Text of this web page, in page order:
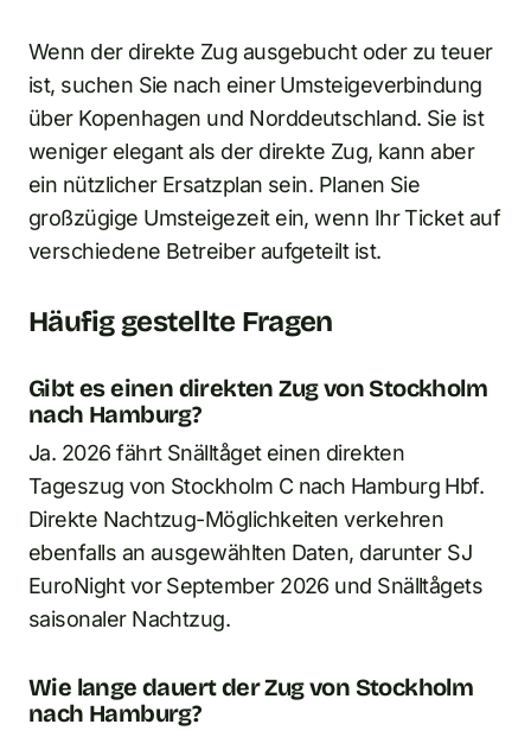
Wenn der direkte Zug ausgebucht oder zu teuer
ist, suchen Sie nach einer Umsteigeverbindung
über Kopenhagen und Norddeutschland. Sie ist
weniger elegant als der direkte Zug, kann aber
ein nützlicher Ersatzplan sein. Planen Sie
großzügige Umsteigezeit ein, wenn Ihr Ticket auf
verschiedene Betreiber aufgeteilt ist.
Häufig gestellte Fragen
Gibt es einen direkten Zug von Stockholm
nach Hamburg?
Ja. 2026 fährt Snälltåget einen direkten
Tageszug von Stockholm C nach Hamburg Hbf.
Direkte Nachtzug-Möglichkeiten verkehren
ebenfalls an ausgewählten Daten, darunter SJ
EuroNight vor September 2026 und Snälltågets
saisonaler Nachtzug.
Wie lange dauert der Zug von Stockholm
nach Hamburg?